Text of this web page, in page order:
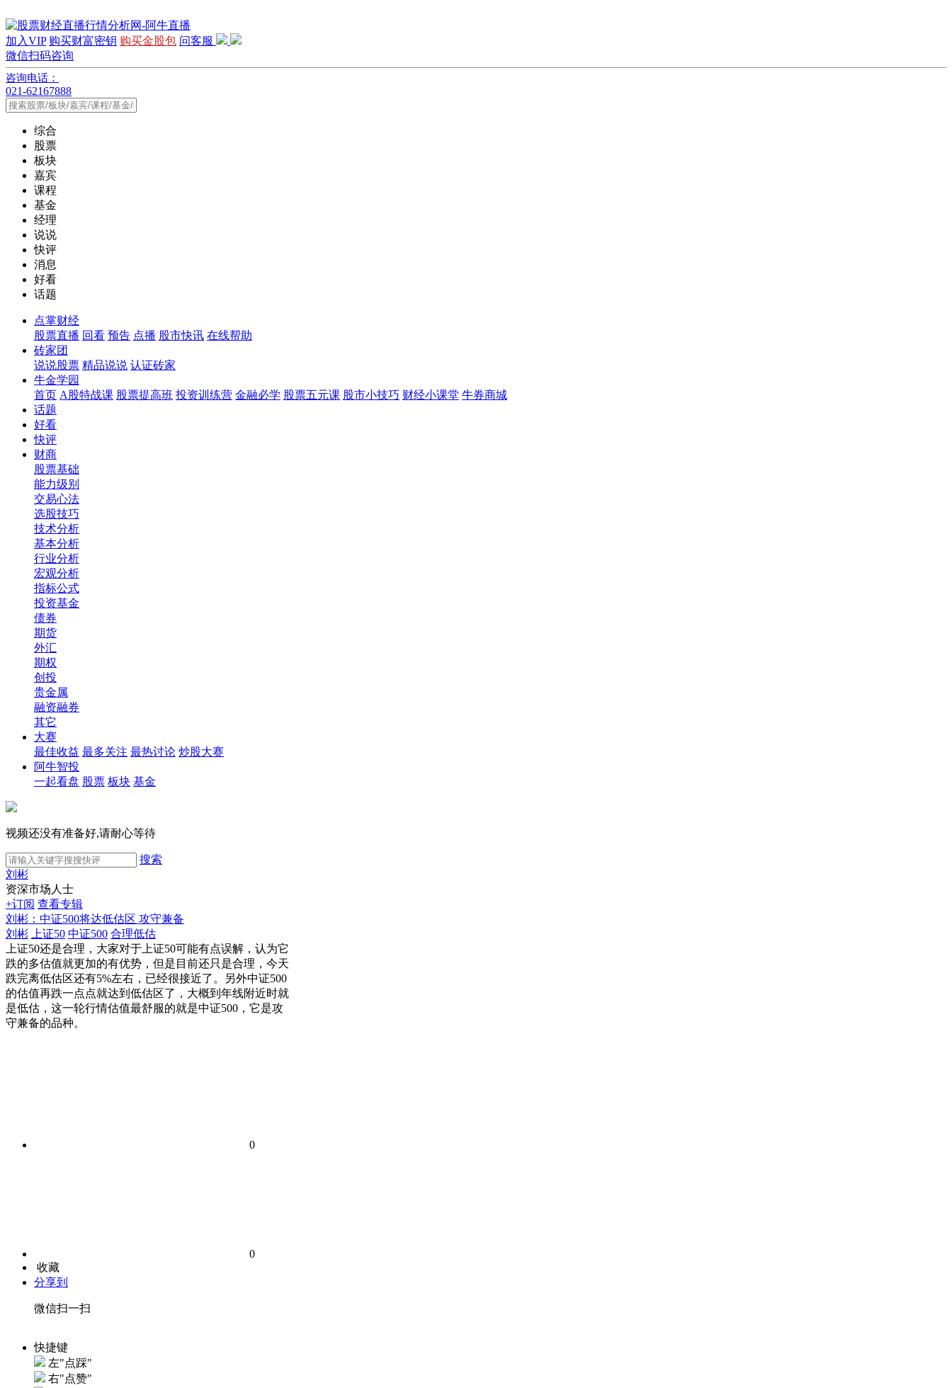
加入VIP 购买财富密钥 购买金股包 问客服
微信扫码咨询
咨询电话：
021-62167888
综合
股票
板块
嘉宾
课程
基金
经理
说说
快评
消息
好看
话题
点掌财经
股票直播 回看 预告 点播 股市快讯 在线帮助
砖家团
说说股票 精品说说 认证砖家
牛金学园
首页 A股特战课 股票提高班 投资训练营 金融必学 股票五元课 股市小技巧 财经小课堂 牛券商城
话题
好看
快评
财商
股票基础
能力级别
交易心法
选股技巧
技术分析
基本分析
行业分析
宏观分析
指标公式
投资基金
债券
期货
外汇
期权
创投
贵金属
融资融券
其它
大赛
最佳收益 最多关注 最热讨论 炒股大赛
阿牛智投
一起看盘 股票 板块 基金
视频还没有准备好,请耐心等待
搜索
刘彬
资深市场人士
+订阅 查看专辑
刘彬：中证500将达低估区 攻守兼备
刘彬
上证50 中证500 合理低估
上证50还是合理，大家对于上证50可能有点误解，认为它
跌的多估值就更加的有优势，但是目前还只是合理，今天
跌完离低估区还有5%左右，已经很接近了。另外中证500
的估值再跌一点点就达到低估区了，大概到年线附近时就
是低估，这一轮行情估值最舒服的就是中证500，它是攻
守兼备的品种。
0
0
收藏
分享到
微信扫一扫
快捷键
左"点踩"
右"点赞"